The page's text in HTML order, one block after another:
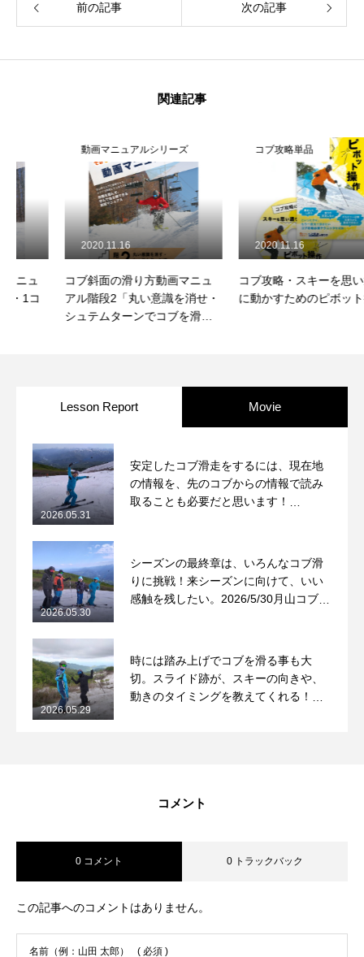
インストラクター募集
コブレッスン参加のお客様の声
よくある質問 FAQ
レッスン内容について
レッスン周辺に関して
お申し込みについて
Online Store
コブ斜面の滑り方解説動画
無料プレゼント動画
プレゼント
プレゼント付メルマガ
常時メルマガ
お問合せ 特定商取引法に基づく表記 プライバシーポリシー
前の記事 次の記事
関連記事
動画マニュアルシリーズ
コブ斜面の滑り方動画マニュ
アル階段2「丸い意識を消せ・
シュテムターンでコブを滑ろ
2020.11.16
コブ攻略単品
コブ攻略・スキーを思い通り
に動かすためのピボット操作
2020.11.16
Lesson Report Movie
安定したコブ滑走をするには、現在地
の情報を、先のコブからの情報で読み
取ることも必要だと思います！
2026.05.31
シーズンの最終章は、いろんなコブ滑
りに挑戦！来シーズンに向けて、いい
感触を残したい。2026/5/30月山コブレ
2026.05.30
時には踏み上げでコブを滑る事も大
切。スライド跡が、スキーの向きや、
動きのタイミングを教えてくれる！
2026.05.29
コメント
0 コメント 0 トラックバック
この記事へのコメントはありません。
名前（例：山田 太郎） ( 必須 )